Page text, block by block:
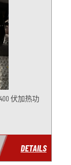
伏加热功
DETAILS